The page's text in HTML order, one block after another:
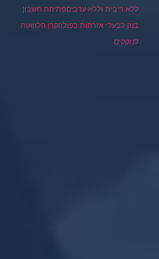
ללא ריבית וללא ערביםפתיחת חשבון
בנק לבעלי אזרחות כפולהקרן הלוואות
לנזקקים